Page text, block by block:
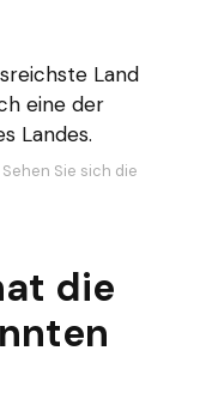
Land
eine der
Landes.
Sehen Sie sich die
die